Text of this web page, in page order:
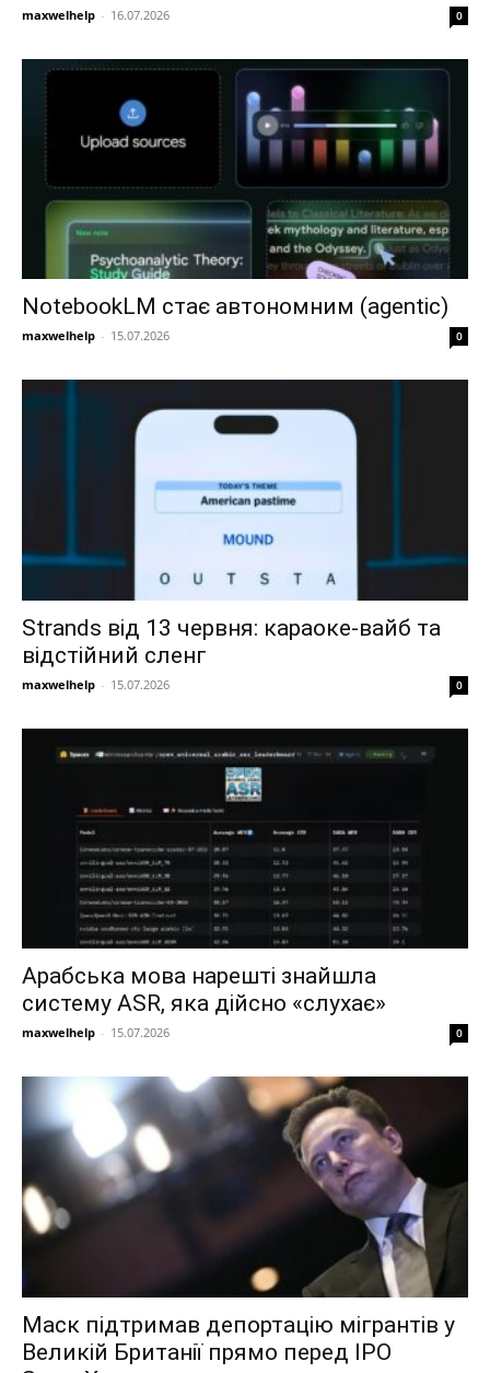
maxwelhelp - 16.07.2026 0
NotebookLM стає автономним (agentic)
maxwelhelp - 15.07.2026 0
Strands від 13 червня: караоке-вайб та
відстійний сленг
maxwelhelp - 15.07.2026 0
Арабська мова нарешті знайшла
систему ASR, яка дійсно «слухає»
maxwelhelp - 15.07.2026 0
Маск підтримав депортацію мігрантів у
Великій Британії прямо перед IPO